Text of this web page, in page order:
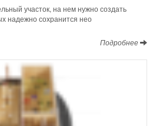
участок, на нем нужно создать
надежно сохранится нео
Подробнее